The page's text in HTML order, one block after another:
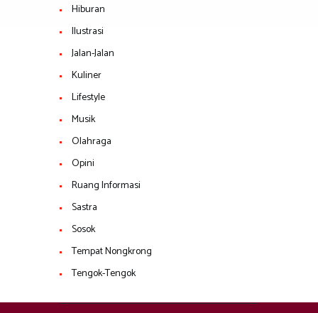
Hiburan
Ilustrasi
Jalan-Jalan
Kuliner
Lifestyle
Musik
Olahraga
Opini
Ruang Informasi
Sastra
Sosok
Tempat Nongkrong
Tengok-Tengok